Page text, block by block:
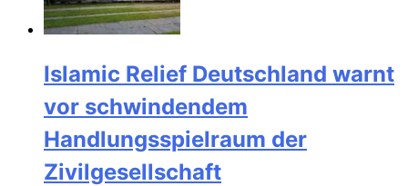
Islamic Relief Deutschland warnt
vor schwindendem
Handlungsspielraum der
Zivilgesellschaft